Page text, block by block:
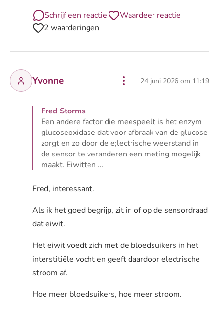
Schrijf een reactie
Waardeer reactie
2 waarderingen
Yvonne 24 juni 2026 om 11:19
Fred Storms
Een andere factor die meespeelt is het enzym
glucoseoxidase dat voor afbraak van de glucose
zorgt en zo door de e;lectrische weerstand in
de sensor te veranderen een meting mogelijk
maakt. Eiwitten …
Fred, interessant.
Als ik het goed begrijp, zit in of op de sensordraad
dat eiwit.
Het eiwit voedt zich met de bloedsuikers in het
interstitiële vocht en geeft daardoor electrische
stroom af.
Hoe meer bloedsuikers, hoe meer stroom.